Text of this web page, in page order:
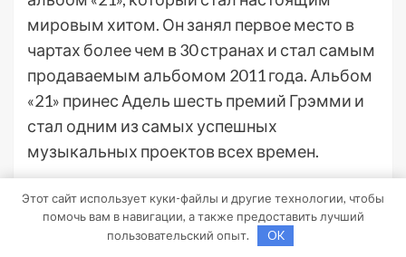
мировым хитом. Он занял первое место в
чартах более чем в 30 странах и стал самым
продаваемым альбомом 2011 года. Альбом
«21» принес Адель шесть премий Грэмми и
стал одним из самых успешных
музыкальных проектов всех времен.
музыкальную сцену с третьим альбомом
«25». Он тоже оказался невероятно
Этот сайт использует куки-файлы и другие технологии, чтобы
помочь вам в навигации, а также предоставить лучший
пользовательский опыт.
OK